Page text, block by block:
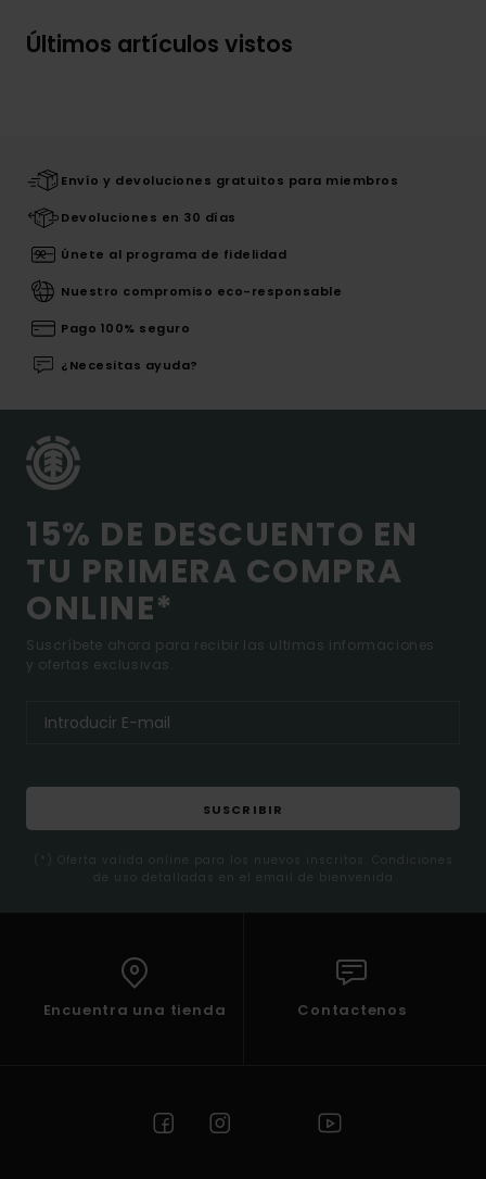
Últimos artículos vistos
Envío y devoluciones gratuitos para miembros
Devoluciones en 30 días
Únete al programa de fidelidad
Nuestro compromiso eco-responsable
Pago 100% seguro
¿Necesitas ayuda?
15% DE DESCUENTO EN
TU PRIMERA COMPRA
ONLINE*
Suscríbete ahora para recibir las ultimas informaciones
y ofertas exclusivas.
SUSCRIBIR
(*) Oferta valida online para los nuevos inscritos. Condiciones
de uso detalladas en el email de bienvenida
Encuentra una tienda Contactenos